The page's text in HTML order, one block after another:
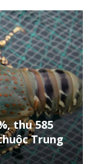
thu 585
Trung